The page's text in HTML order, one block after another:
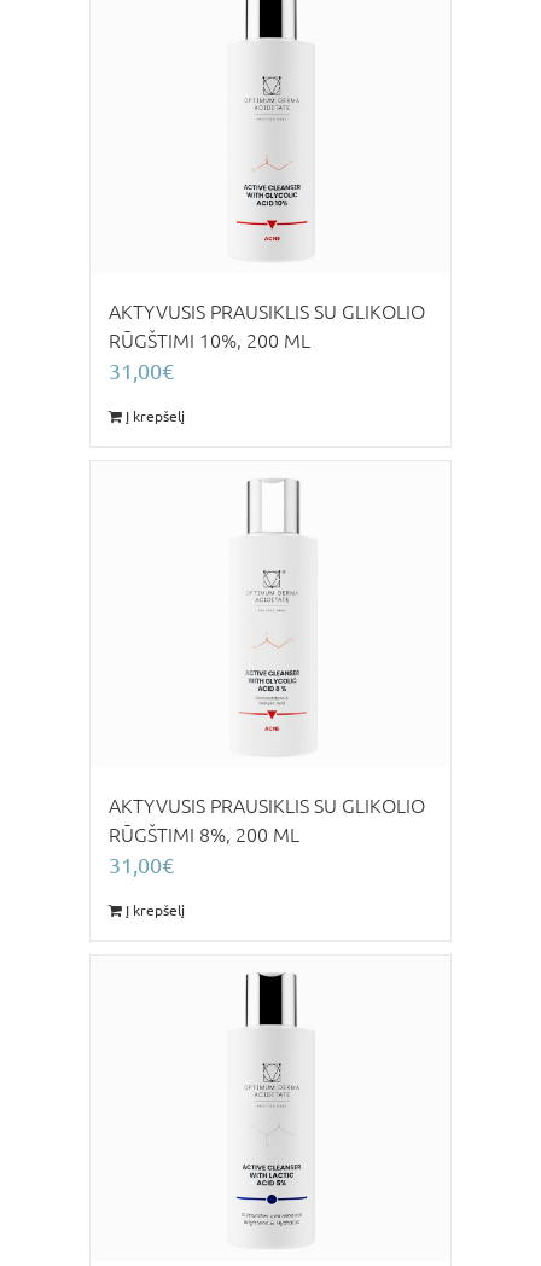
AKTYVUSIS PRAUSIKLIS SU GLIKOLIO
RŪGŠTIMI 10%, 200 ML
31,00€
Į krepšelį
AKTYVUSIS PRAUSIKLIS SU GLIKOLIO
RŪGŠTIMI 8%, 200 ML
31,00€
Į krepšelį